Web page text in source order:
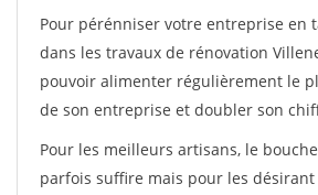
Pour pérénniser votre entreprise en
dans les travaux de rénovation
pouvoir alimenter régulièrement le
de son entreprise et doubler son
Pour les meilleurs artisans, le
parfois suffire mais pour les